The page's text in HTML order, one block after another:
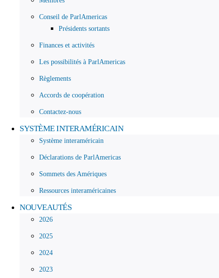
Conseil de ParlAmericas
Présidents sortants
Finances et activités
Les possibilités à ParlAmericas
Règlements
Accords de coopération
Contactez-nous
SYSTÈME INTERAMÉRICAIN
Système interaméricain
Déclarations de ParlAmericas
Sommets des Amériques
Ressources interaméricaines
NOUVEAUTÉS
2026
2025
2024
2023